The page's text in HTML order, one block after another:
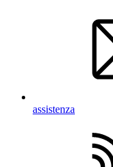
assistenza